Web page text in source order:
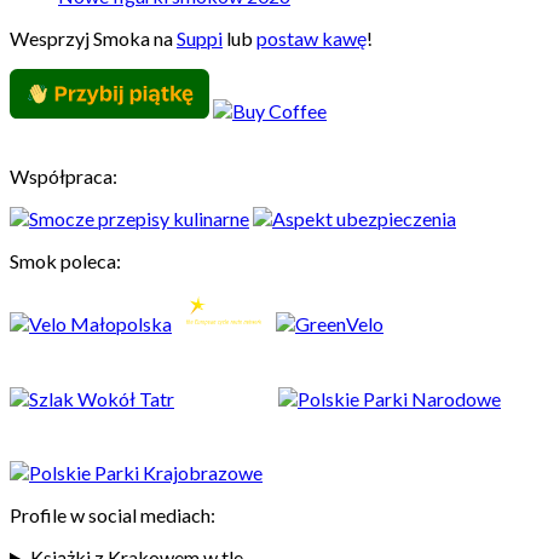
Wesprzyj Smoka naSuppi lub postaw kawę!
Współpraca:
Smok poleca:
Profile w social mediach: